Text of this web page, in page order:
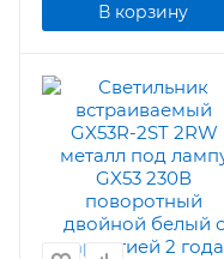
В корзину